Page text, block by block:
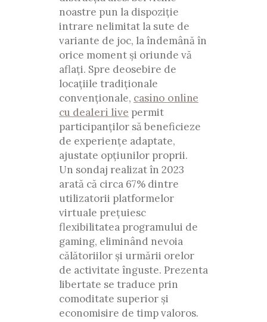
noastre pun la dispoziție
intrare nelimitat la sute de
variante de joc, la îndemână în
orice moment și oriunde vă
aflați. Spre deosebire de
locațiile tradiționale
convenționale, casino online
cu dealeri live permit
participanților să beneficieze
de experiențe adaptate,
ajustate opțiunilor proprii.
Un sondaj realizat în 2023
arată că circa 67% dintre
utilizatorii platformelor
virtuale prețuiesc
flexibilitatea programului de
gaming, eliminând nevoia
călătoriilor și urmării orelor
de activitate înguste. Prezenta
libertate se traduce prin
comoditate superior și
economisire de timp valoros.